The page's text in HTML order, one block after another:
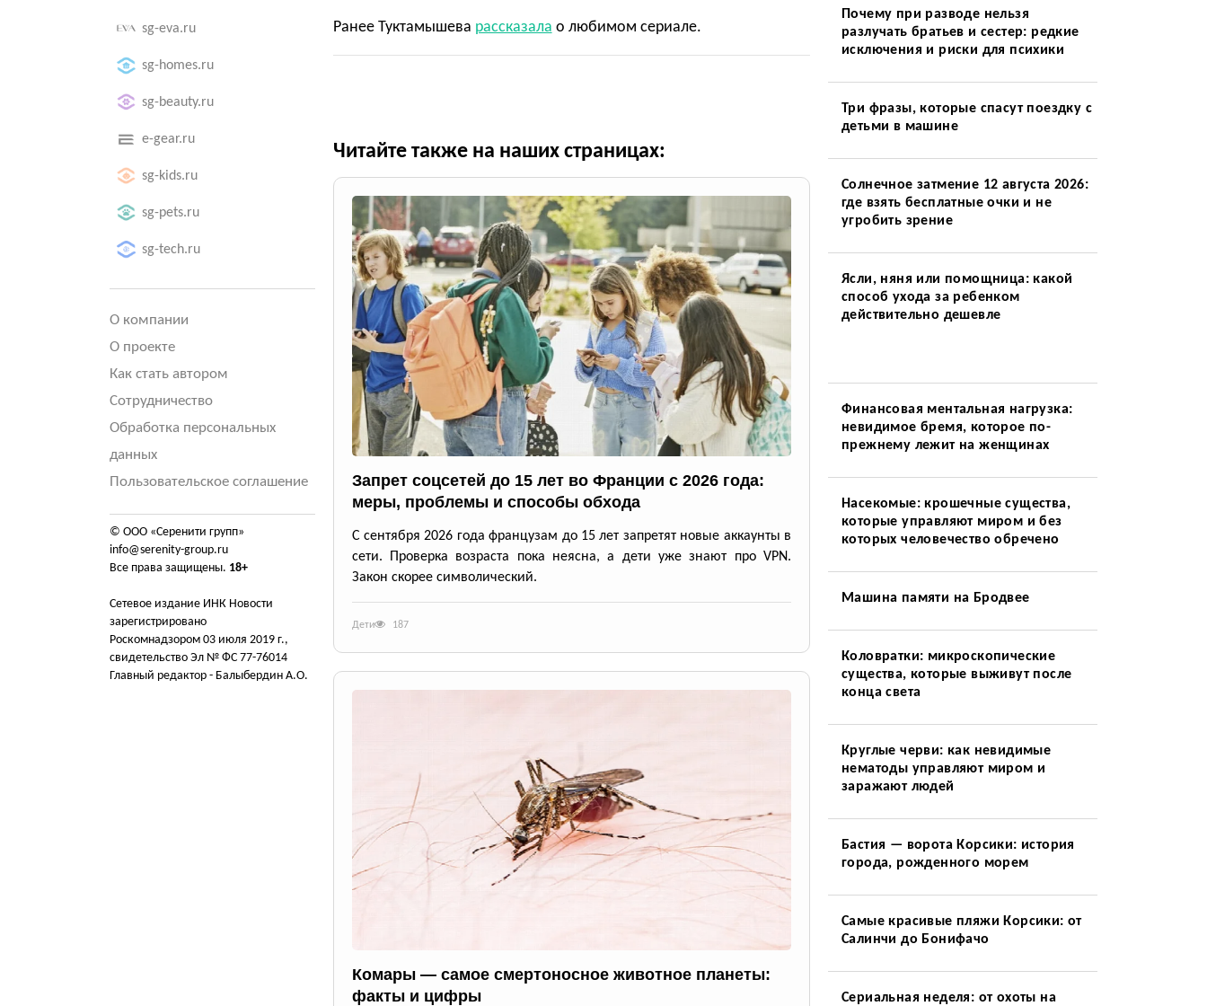
sg-eva.ru
sg-homes.ru
sg-beauty.ru
e-gear.ru
sg-kids.ru
sg-pets.ru
sg-tech.ru
О компании
О проекте
Как стать автором
Сотрудничество
Обработка персональных
данных
Пользовательское соглашение
© ООО «Серенити групп»
info@serenity-group.ru
Все права защищены. 18+
Сетевое издание ИНК Новости
зарегистрировано
Роскомнадзором 03 июля 2019 г.,
свидетельство Эл № ФС 77-76014
Главный редактор - Балыбердин А.О.
Ранее Туктамышева рассказала о любимом сериале.
Читайте также на наших страницах:
Запрет соцсетей до 15 лет во Франции с 2026 года:
меры, проблемы и способы обхода
С сентября 2026 года французам до 15 лет запретят новые аккаунты в
сети. Проверка возраста пока неясна, а дети уже знают про VPN.
Закон скорее символический.
Дети 187
Комары — самое смертоносное животное планеты:
факты и цифры
Почему при разводе нельзя
разлучать братьев и сестер: редкие
исключения и риски для психики
Три фразы, которые спасут поездку с
детьми в машине
Солнечное затмение 12 августа 2026:
где взять бесплатные очки и не
угробить зрение
Ясли, няня или помощница: какой
способ ухода за ребенком
действительно дешевле
Финансовая ментальная нагрузка:
невидимое бремя, которое по-
прежнему лежит на женщинах
Насекомые: крошечные существа,
которые управляют миром и без
которых человечество обречено
Машина памяти на Бродвее
Коловратки: микроскопические
существа, которые выживут после
конца света
Круглые черви: как невидимые
нематоды управляют миром и
заражают людей
Бастия — ворота Корсики: история
города, рожденного морем
Самые красивые пляжи Корсики: от
Салинчи до Бонифачо
Сериальная неделя: от охоты на